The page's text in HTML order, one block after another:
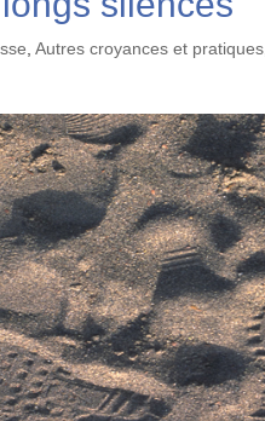
,Autres croyances et pratiques